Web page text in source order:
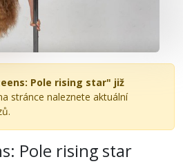
Pole rising star" již
stránce naleznete aktuální
Pole rising star